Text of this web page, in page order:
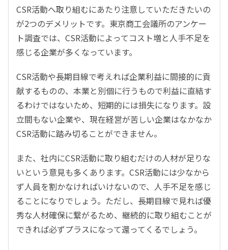
CSR活動へ取り組むにあたり注意していただきたいの
が2つのデメリットです。東京商工会議所のアンケー
ト調査では、CSR活動によってコスト増と人手不足を
感じる企業が多くなっています。
CSR活動や長期目線で考えれば企業利益に間接的に貢
献するものの、本業と別個に行うもので利益に直結す
るわけではないため、短期的には損失になります。設
立間もない企業や、現在経営が苦しい企業はなかなか
CSR活動に踏み切ることができません。
また、社内にCSR活動に取り組むだけの人材が足りな
いという意見も多くあります。CSR活動には少なから
ず人員を割かなければいけないので、人手不足を感じ
ることになりでしょう。ただし、長期目線で見れば優
秀な人材確保に繋がるため、継続的に取り組むことが
できれば必ずプラスになって還ってくるでしょう。